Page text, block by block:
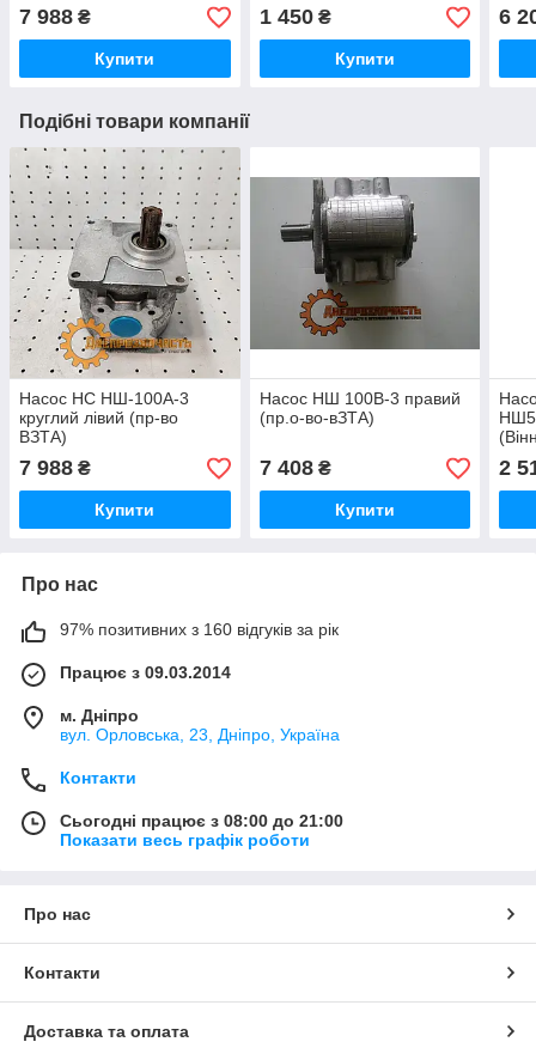
7 988 ₴
Купити
1 450₴
Купити
6
Подібні товари компанії
Насос НС НШ-100А-3
круглий лівий (пр-во
ВЗТА)
7 988 ₴
Купити
Насос НШ 100В-3 правий
(пр.о-во-вЗТА)
7 408₴
Купити
2
Про нас
97% позитивних з 160 відгуків за рік
Працює з 09.03.2014
м. Дніпро
вул. Орловська, 23, Дніпро, Україна
Контакти
Сьогодні працює з 08:00 до 21:00
Показати весь графік роботи
Про нас
Контакти
Доставка та оплата